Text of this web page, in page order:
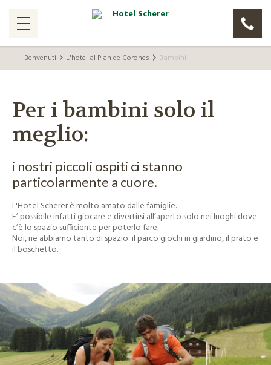
Benvenuti L'hotel al Plan de Corones Bambini
Per i bambini solo il
meglio:
i nostri piccoli ospiti ci stanno
particolarmente a cuore.
L'Hotel Scherer è molto amato dalle famiglie.
E’ possibile infatti giocare e divertirsi all’aperto solo nei luoghi dove
c’è lo spazio sufficiente per poterlo fare.
Noi, ne abbiamo tanto di spazio: il parco giochi in giardino, il prato e
il boschetto.